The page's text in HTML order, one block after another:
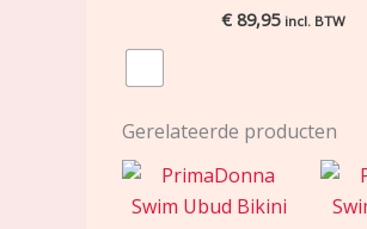
€ 89,95 incl. BTW
Gerelateerde producten